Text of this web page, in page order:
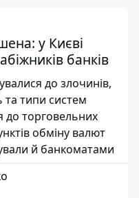
у Києві
банків
до злочинів,
та типи систем
до торговельних
обміну валют
й банкоматами